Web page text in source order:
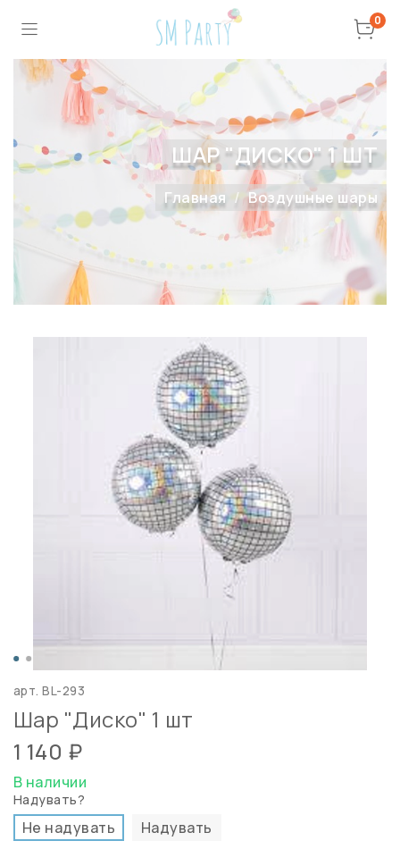
0
ШАР "ДИСКО" 1 ШТ
Главная Воздушные шары
арт.BL-293
Шар "Диско" 1 шт
1 140 ₽
В наличии
Надувать?
Не надувать Надувать